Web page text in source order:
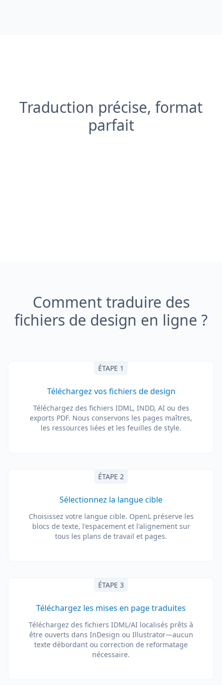
Traduction précise, format
parfait
Comment traduire des
fichiers de design en ligne ?
ÉTAPE 1
Téléchargez vos fichiers de design
Téléchargez des fichiers IDML, INDD, AI ou des
exports PDF. Nous conservons les pages maîtres,
les ressources liées et les feuilles de style.
ÉTAPE 2
Sélectionnez la langue cible
Choisissez votre langue cible. OpenL préserve les
blocs de texte, l'espacement et l'alignement sur
tous les plans de travail et pages.
ÉTAPE 3
Téléchargez les mises en page traduites
Téléchargez des fichiers IDML/AI localisés prêts à
être ouverts dans InDesign ou Illustrator—aucun
texte débordant ou correction de reformatage
nécessaire.